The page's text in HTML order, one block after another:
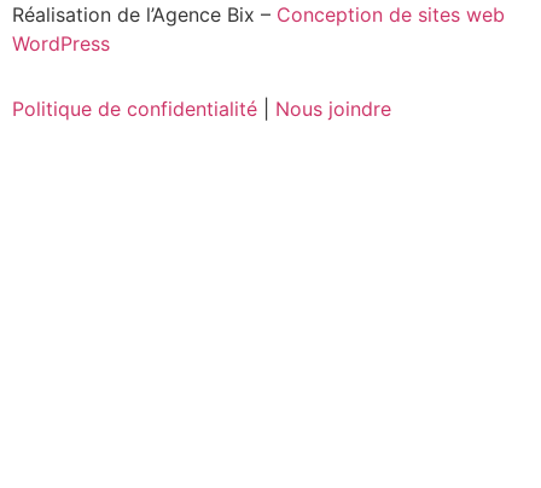
Réalisation de l’Agence Bix – Conception de sites web
WordPress
Politique de confidentialité Nous joindre